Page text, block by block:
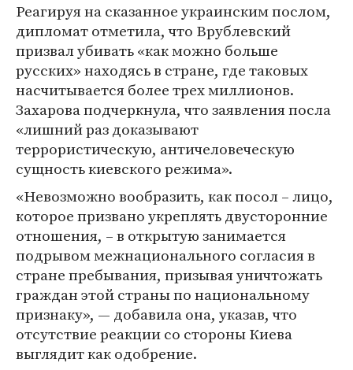
Реагируя на сказанное украинским послом,
дипломат отметила, что Врублевский
призвал убивать «как можно больше
русских» находясь в стране, где таковых
насчитывается более трех миллионов.
Захарова подчеркнула, что заявления посла
«лишний раз доказывают
террористическую, античеловеческую
сущность киевского режима».
«Невозможно вообразить, как посол – лицо,
которое призвано укреплять двусторонние
отношения, – в открытую занимается
подрывом межнационального согласия в
стране пребывания, призывая уничтожать
граждан этой страны по национальному
признаку», — добавила она, указав, что
отсутствие реакции со стороны Киева
выглядит как одобрение.